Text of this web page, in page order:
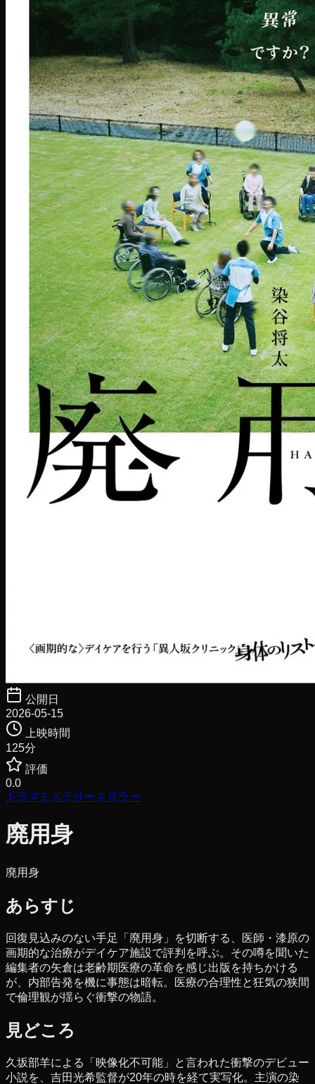
公開日
2026-05-15
上映時間
125分
評価
0.0
ドラマ ミステリースリラー
廃用身
廃用身
あらすじ
回復見込みのない手足「廃用身」を切断する、医師・漆原の
画期的な治療がデイケア施設で評判を呼ぶ。その噂を聞いた
編集者の矢倉は老齢期医療の革命を感じ出版を持ちかける
が、内部告発を機に事態は暗転。医療の合理性と狂気の狭間
で倫理観が揺らぐ衝撃の物語。
見どころ
久坂部羊による「映像化不可能」と言われた衝撃のデビュー
小説を、吉田光希監督が20年の時を経て実写化。主演の染